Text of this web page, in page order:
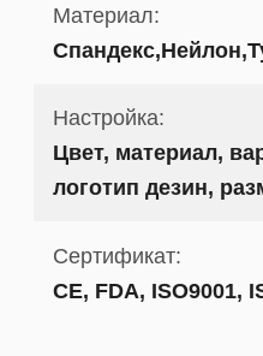
Материал:
Настройка:
Цвет, материал,
логотип дезин,
Сертификат:
CE, FDA, ISO9001,